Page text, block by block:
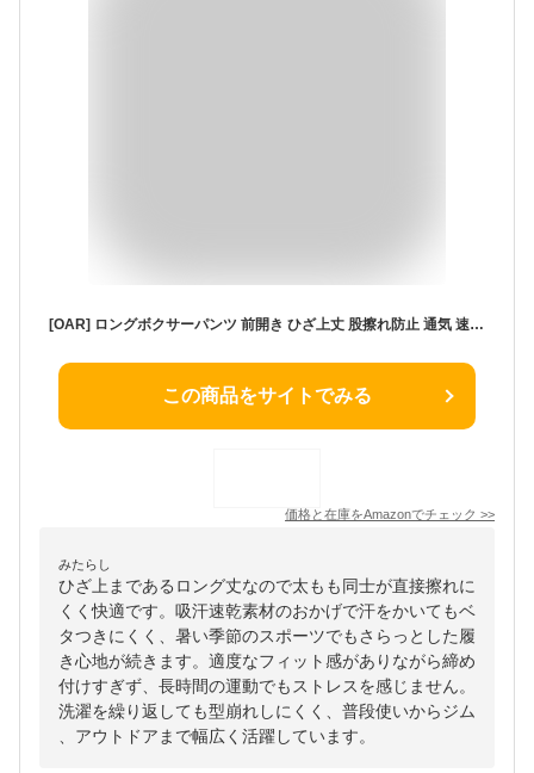
[OAR] ロングボクサーパンツ 前開き ひざ上丈 股擦れ防止 通気 速乾 ドライ メンズ 2枚 4枚 セット ロング ボクサー パンツ (LL, 4枚セット)
この商品をサイトでみる
価格と在庫をAmazonでチェック >>
みたらし
ひざ上まであるロング丈なので太もも同士が直接擦れに
くく快適です。吸汗速乾素材のおかげで汗をかいてもベ
タつきにくく、暑い季節のスポーツでもさらっとした履
き心地が続きます。適度なフィット感がありながら締め
付けすぎず、長時間の運動でもストレスを感じません。
洗濯を繰り返しても型崩れしにくく、普段使いからジム
、アウトドアまで幅広く活躍しています。